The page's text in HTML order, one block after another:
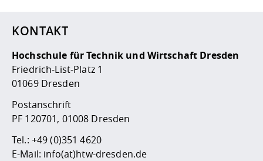
KONTAKT
Hochschule für Technik und Wirtschaft Dresden
Friedrich-List-Platz 1
01069 Dresden
Postanschrift
PF 120701, 01008 Dresden
Tel.: +49 (0)351 4620
E-Mail: info(at)htw-dresden.de